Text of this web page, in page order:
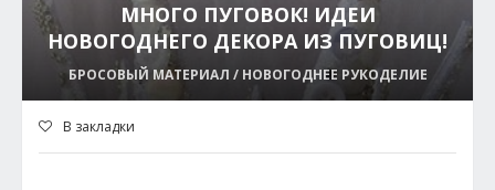
МНОГО ПУГОВОК! ИДЕИ
НОВОГОДНЕГО ДЕКОРА ИЗ ПУГОВИЦ!
БРОСОВЫЙ МАТЕРИАЛ / НОВОГОДНЕЕ РУКОДЕЛИЕ
В закладки